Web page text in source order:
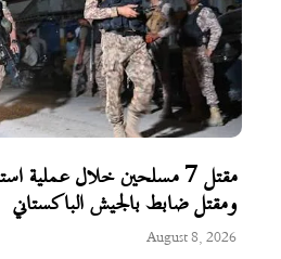
مقتل 7 مسلحين خلال عملية
ومقتل ضابط بالجيش الباكستاني
August 8, 2026